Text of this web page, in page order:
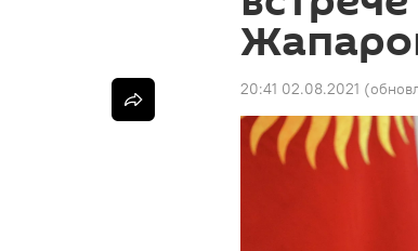
20:41 02.08.2021